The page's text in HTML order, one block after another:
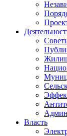
Власть